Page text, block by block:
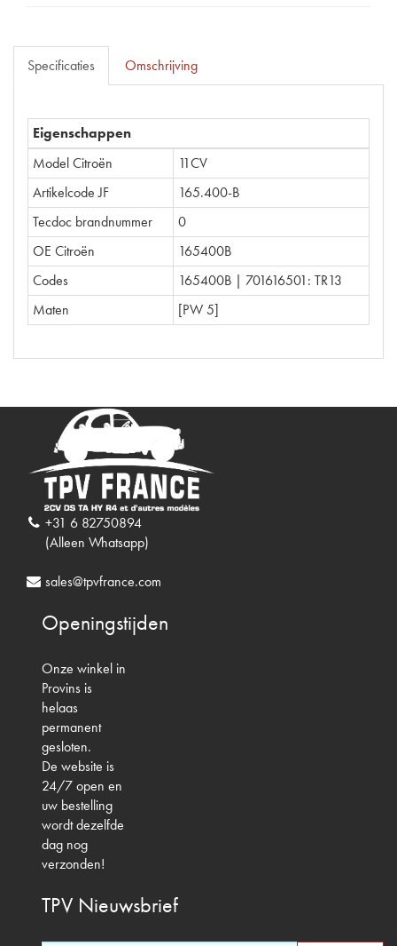
Specificaties Omschrijving
Eigenschappen
Model Citroën
11CV
Artikelcode JF
165.400-B
Tecdoc brandnummer
0
OE Citroën
165400B
Codes
165400B | 701616501: TR13
Maten
[PW 5]
+31 6 82750894
(Alleen Whatsapp)
sales@tpvfrance.com
Openingstijden
Onze winkel in
Provins is
helaas
permanent
gesloten.
De website is
24/7 open en
uw bestelling
wordt dezelfde
dag nog
verzonden!
TPV Nieuwsbrief